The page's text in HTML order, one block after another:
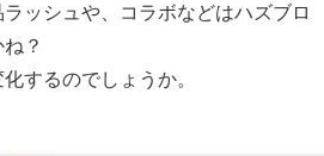
ッシュや、コラボなどはハズブロ
？
するのでしょうか。